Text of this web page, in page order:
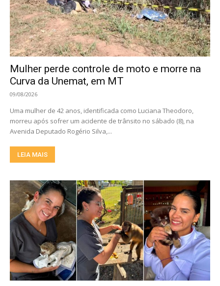
Mulher perde controle de moto e morre na
Curva da Unemat, em MT
09/08/2026
Uma mulher de 42 anos, identificada como Luciana Theodoro,
morreu após sofrer um acidente de trânsito no sábado (8), na
Avenida Deputado Rogério Silva,...
LEIA MAIS